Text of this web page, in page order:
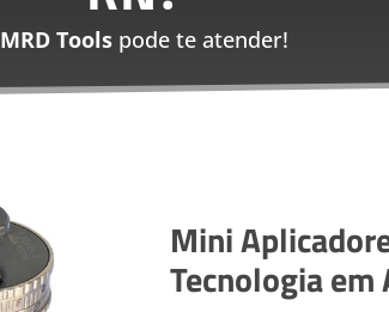
MRD Tools pode te atender!
Mini
Tecnologia em